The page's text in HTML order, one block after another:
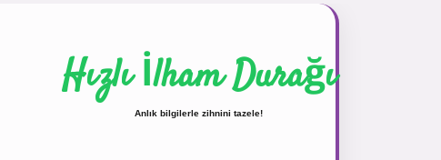
Hızlı İlham Durağı
Anlık bilgilerle zihnini tazele!